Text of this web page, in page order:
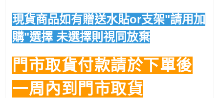
現貨商品如有贈送水貼or支架"請用加
購"選擇 未選擇則視同放棄
門市取貨付款請於下單後
一周內到門市取貨